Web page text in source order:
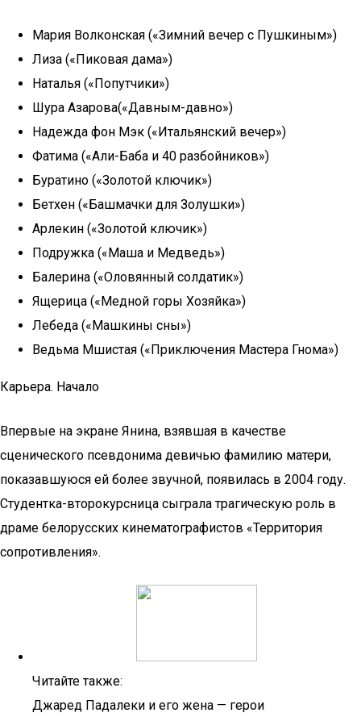
Мария Волконская («Зимний вечер с Пушкиным»)
Лиза («Пиковая дама»)
Наталья («Попутчики»)
Шура Азарова(«Давным-давно»)
Надежда фон Мэк («Итальянский вечер»)
Фатима («Али-Баба и 40 разбойников»)
Буратино («Золотой ключик»)
Бетхен («Башмачки для Золушки»)
Арлекин («Золотой ключик»)
Подружка («Маша и Медведь»)
Балерина («Оловянный солдатик»)
Ящерица («Медной горы Хозяйка»)
Лебеда («Машкины сны»)
Ведьма Мшистая («Приключения Мастера Гнома»)
Карьера. Начало
Впервые на экране Янина, взявшая в качестве
сценического псевдонима девичью фамилию матери,
показавшуюся ей более звучной, появилась в 2004 году.
Студентка-второкурсница сыграла трагическую роль в
драме белорусских кинематографистов «Территория
сопротивления».
Читайте также:
Джаред Падалеки и его жена — герои